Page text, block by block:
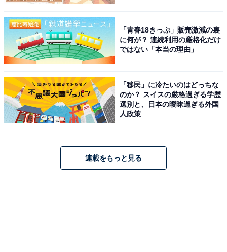
「青春18きっぷ」販売激減の裏
に何が？ 連続利用の厳格化だけ
ではない「本当の理由」
「移民」に冷たいのはどっちな
のか？ スイスの厳格過ぎる学歴
選別と、日本の曖昧過ぎる外国
人政策
連載をもっと見る